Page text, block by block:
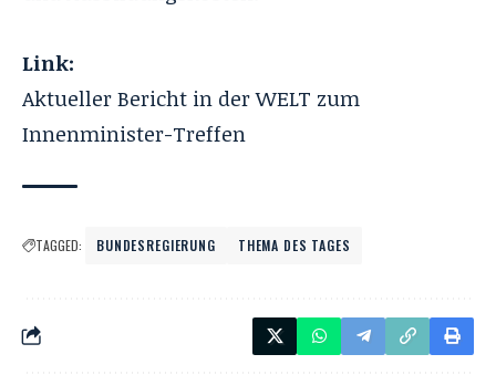
Link:
Aktueller Bericht in der WELT zum
Innenminister-Treffen
TAGGED: BUNDESREGIERUNG THEMA DES TAGES